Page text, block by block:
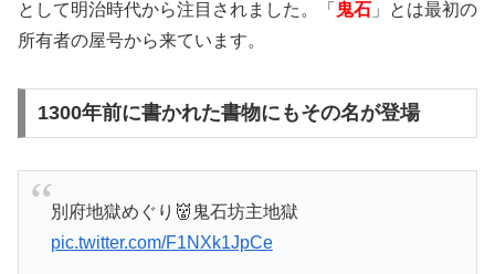
として明治時代から注目されました。「 鬼石 」とは最初の
所有者の屋号から来ています。
1300年前に書かれた書物にもその名が登場
別府地獄めぐり👹鬼石坊主地獄
pic.twitter.com/F1NXk1JpCe